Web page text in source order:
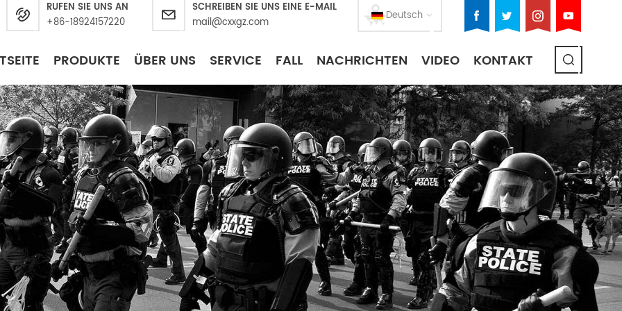
Deutsch
RUFEN SIE UNS AN
+86-18924157220
SCHREIBEN SIE UNS EINE E-MAIL
mail@cxxgz.com
PRODUKTE ÜBER UNS SERVICE FALL NACHRICHTEN VIDEO KONTAKT